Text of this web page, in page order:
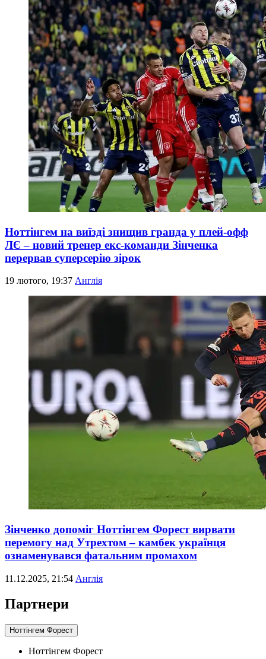
Ноттінгем на виїзді знищив гранда у плей-офф
ЛЄ – новий тренер екс-команди Зінченка
перервав суперсерію зірок
19 лютого, 19:37 Англія
Зінченко допоміг Ноттінгем Форест вирвати
перемогу над Утрехтом – камбек українця
ознаменувався фатальним промахом
11.12.2025, 21:54 Англія
Партнери
Ноттінгем Форест
Ноттінгем Форест